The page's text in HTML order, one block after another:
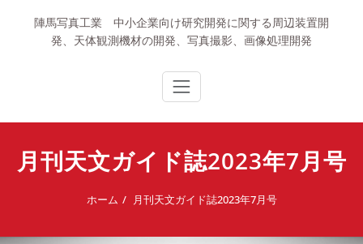
陣馬写真工業 中小企業向け研究開発に関する周辺装置開
発、天体観測機材の開発、写真撮影、画像処理開発
月刊天文ガイド誌2023年7月号
ホーム 月刊天文ガイド誌2023年7月号